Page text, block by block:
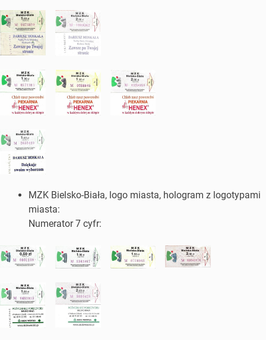
MZK Bielsko-Biała, logo miasta, hologram z logotypami
miasta:
Numerator 7 cyfr: